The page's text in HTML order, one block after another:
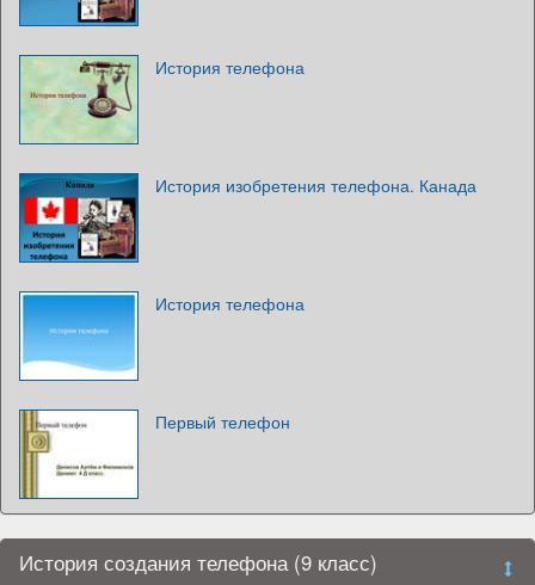
История телефона
История изобретения телефона. Канада
История телефона
Первый телефон
История создания телефона (9 класс)